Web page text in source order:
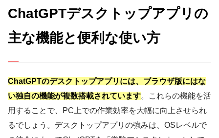
ChatGPTデスクトップアプリの
主な機能と便利な使い方
ChatGPTのデスクトップアプリには、ブラウザ版にはな
い独自の機能が複数搭載されています。これらの機能を活
用することで、PC上での作業効率を大幅に向上させられ
るでしょう。デスクトップアプリの強みは、OSレベルで